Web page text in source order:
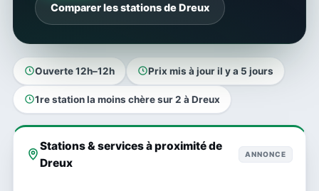
Comparer les stations de Dreux
Ouverte 12h–12h Prix mis à jour il y a 5 jours
1re station la moins chère sur 2 à Dreux
Stations & services à proximité de
Dreux
ANNONCE